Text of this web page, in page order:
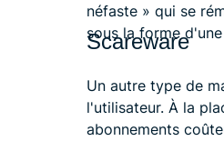
néfaste » qui se
sous la forme
Scareware
Un autre type de
l'utilisateur. À la
abonnements